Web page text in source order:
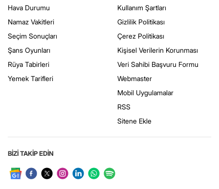
Hava Durumu
Namaz Vakitleri
Seçim Sonuçları
Şans Oyunları
Rüya Tabirleri
Yemek Tarifleri
Kullanım Şartları
Gizlilik Politikası
Çerez Politikası
Kişisel Verilerin Korunması
Veri Sahibi Başvuru Formu
Webmaster
Mobil Uygulamalar
RSS
Sitene Ekle
BİZİ TAKİP EDİN